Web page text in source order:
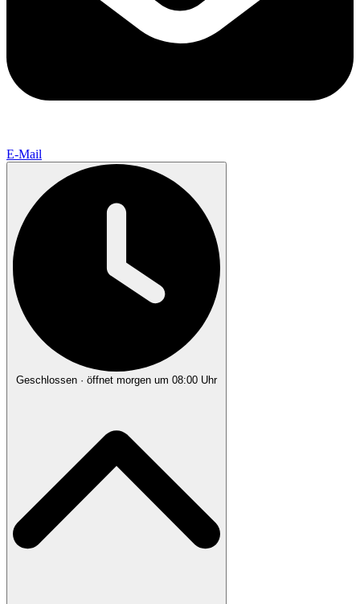
E-Mail
Geschlossen · öffnet morgen um 08:00 Uhr